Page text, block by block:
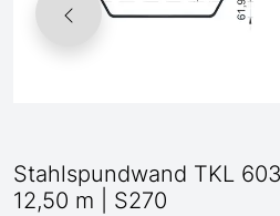
Stahlspundwand TKL
12,50 m | S270